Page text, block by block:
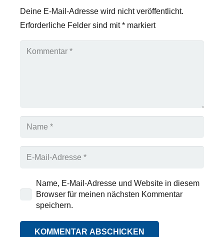
Deine E-Mail-Adresse wird nicht veröffentlicht.
Erforderliche Felder sind mit* markiert
Name, E-Mail-Adresse und Website in diesem
Browser für meinen nächsten Kommentar
speichern.
KOMMENTAR ABSCHICKEN